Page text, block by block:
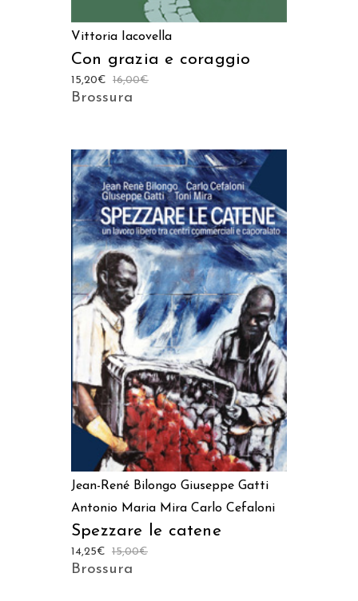
Vittoria Iacovella
Con grazia e coraggio
16,00€
15,20€
Brossura
AGGIUNGI AL CARRELLO
Jean-René Bilongo Giuseppe Gatti
Antonio Maria Mira Carlo Cefaloni
Spezzare le catene
15,00€
14,25€
Brossura